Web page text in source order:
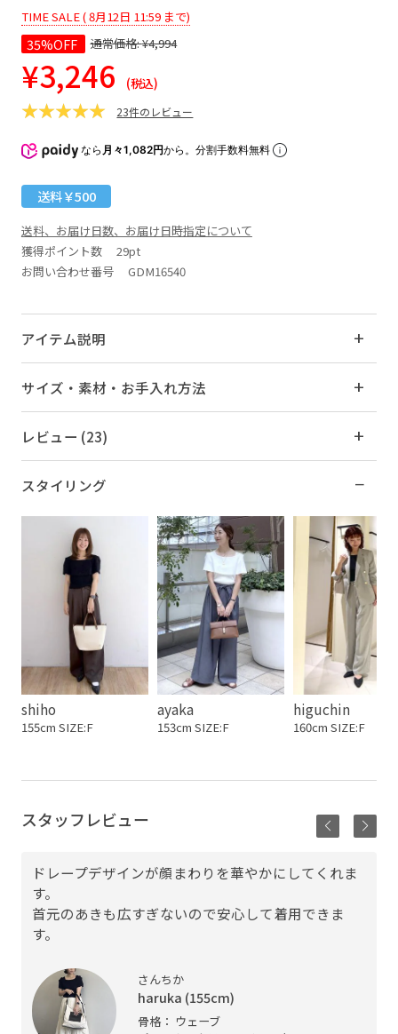
TIME SALE ( 8月12日 11:59 まで)
35%OFF 通常価格:¥4,994
¥3,246 (税込)
23件のレビュー
なら 月々1,082円から。分割手数料無料
送料￥500
送料、お届け日数、お届け日時指定について
獲得ポイント数 29pt
お問い合わせ番号 GDM16540
アイテム説明
サイズ・素材・お手入れ方法
レビュー (23)
スタイリング
shiho
155cm SIZE:F
ayaka
153cm SIZE:F
higuchin
160cm SIZE:F
スタッフレビュー
ドレープデザインが顔まわりを華やかにしてくれま
す。
首元のあきも広すぎないので安心して着用できま
す。
さんちか
haruka (155cm)
骨格： ウェーブ